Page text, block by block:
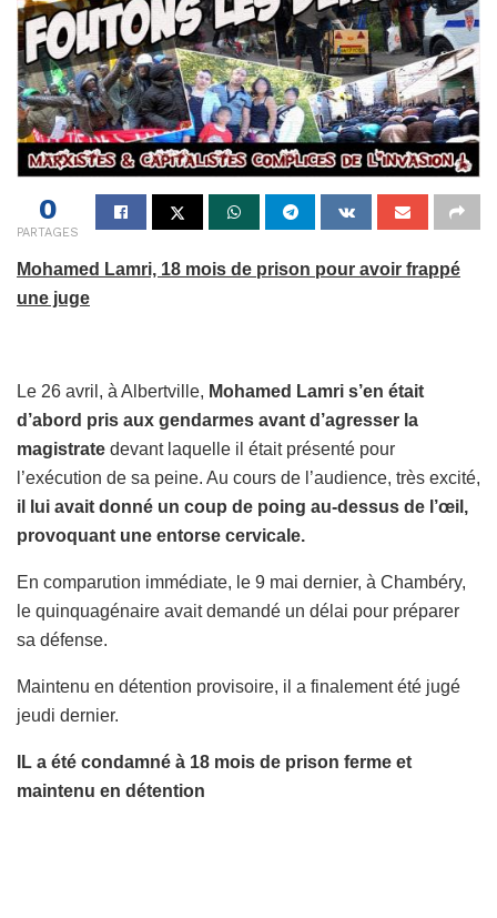
0
PARTAGES
Mohamed Lamri, 18 mois de prison pour avoir frappé
une juge
Le 26 avril, à Albertville, Mohamed Lamri s’en était
d’abord pris aux gendarmes avant d’agresser la
magistrate devant laquelle il était présenté pour
l’exécution de sa peine. Au cours de l’audience, très excité,
il lui avait donné un coup de poing au-dessus de l’œil,
provoquant une entorse cervicale.
En comparution immédiate, le 9 mai dernier, à Chambéry,
le quinquagénaire avait demandé un délai pour préparer
sa défense.
Maintenu en détention provisoire, il a finalement été jugé
jeudi dernier.
IL a été condamné à 18 mois de prison ferme et
maintenu en détention